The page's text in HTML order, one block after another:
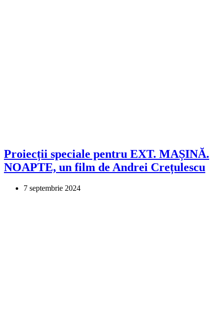
Proiecții speciale pentru EXT. MAȘINĂ.
NOAPTE, un film de Andrei Crețulescu
7 septembrie 2024